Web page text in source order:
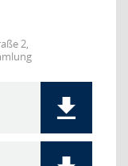
2,